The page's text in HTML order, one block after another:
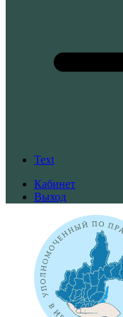
Text
Кабинет
Выход